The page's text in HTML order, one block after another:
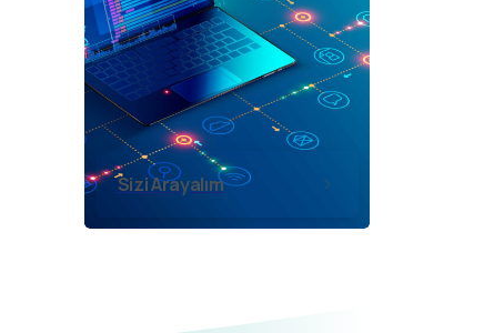
Sizi Arayalım